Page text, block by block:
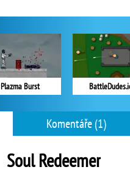
Plazma Burst
Komentáře (1)
Soul Redeemer